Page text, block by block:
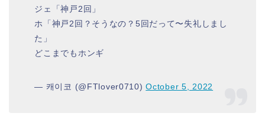
ジェ「神戸2回」
ホ「神戸2回？そうなの？5回だって〜失礼しまし
た」
どこまでもホンギ
— 캐이코 (@FTlover0710)October 5, 2022